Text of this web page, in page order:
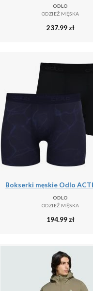
ODLO
ODZIEŻ MĘSKA
237.99 zł
ODLO
ODZIEŻ MĘSKA
194.99 zł